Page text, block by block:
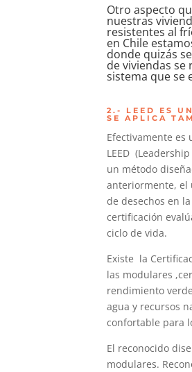
Otro aspecto
nuestras
resistentes al
en Chile
donde quizás
de viviendas se
sistema que se
2.- LEED ES
SE APLICA
Efectivamente es
LEED
un método
anteriormente, el
de desechos en
certificación
ciclo de vida.
Existe la
las modulares
rendimiento
agua y recursos
confortable para
El reconocido
modulares.